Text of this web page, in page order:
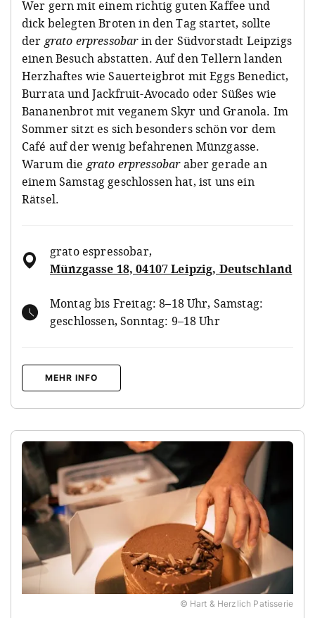
Wer gern mit einem richtig guten Kaffee und
dick belegten Broten in den Tag startet, sollte
der grato erpressobarin der Südvorstadt Leipzigs
einen Besuch abstatten. Auf den Tellern landen
Herzhaftes wie Sauerteigbrot mit Eggs Benedict,
Burrata und Jackfruit-Avocado oder Süßes wie
Bananenbrot mit veganem Skyr und Granola. Im
Sommer sitzt es sich besonders schön vor dem
Café auf der wenig befahrenen Münzgasse.
Warum die grato erpressobaraber gerade an
einem Samstag geschlossen hat, ist uns ein
Rätsel.
grato espressobar,
Münzgasse 18, 04107 Leipzig, Deutschland
Montag bis Freitag: 8–18 Uhr, Samstag:
geschlossen, Sonntag: 9–18 Uhr
MEHR INFO
© Hart & Herzlich Patisserie